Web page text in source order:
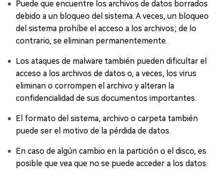
Puede que encuentre los archivos de datos borrados
debido a un bloqueo del sistema. A veces, un bloqueo
del sistema prohíbe el acceso a los archivos; de lo
contrario, se eliminan permanentemente.
Los ataques de malware también pueden dificultar el
acceso a los archivos de datos o, a veces, los virus
eliminan o corrompen el archivo y alteran la
confidencialidad de sus documentos importantes.
El formato del sistema, archivo o carpeta también
puede ser el motivo de la pérdida de datos.
En caso de algún cambio en la partición o el disco, es
posible que vea que no se puede acceder a los datos.